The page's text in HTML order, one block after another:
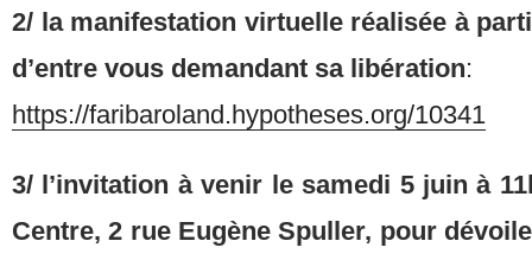
2/ la manifestation virtuelle réalisée à
d’entre vous demandant sa libération:
https://faribaroland.hypotheses.org/10341
3/ l’invitation à venir le samedi 5 juin à
Centre, 2 rue Eugène Spuller, pour